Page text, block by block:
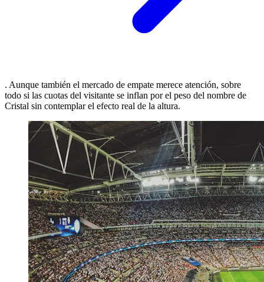
. Aunque también el mercado de empate merece atención, sobre
todo si las cuotas del visitante se inflan por el peso del nombre de
Cristal sin contemplar el efecto real de la altura.